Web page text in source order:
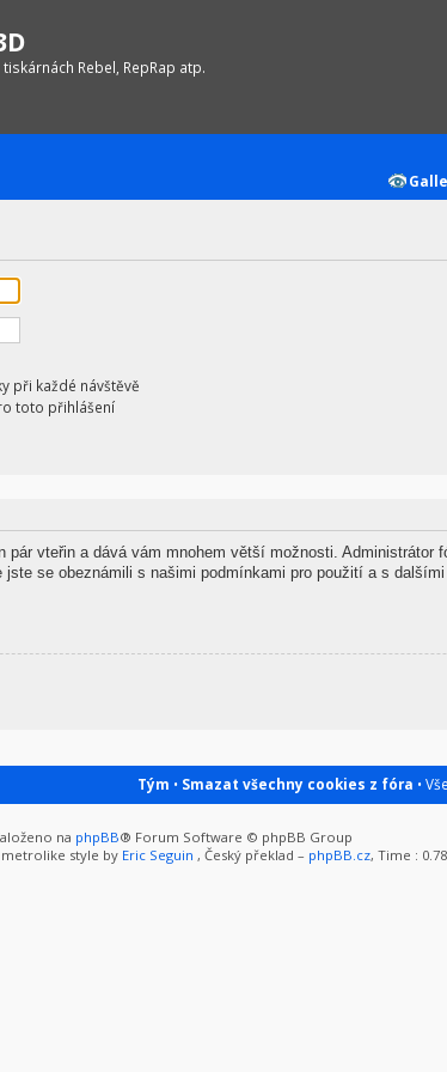
Rebel, RepRap atp.
při každé návštěvě
toto přihlášení
vteřin a dává vám mnohem větší možnosti. Administrátor
se obeznámili s našimi podmínkami pro použití a s
Tým • Smazat všechny cookies z fóra •
na phpBB® Forum Software © phpBB Group
style by Eric Seguin , Český překlad – phpBB.cz, Time :